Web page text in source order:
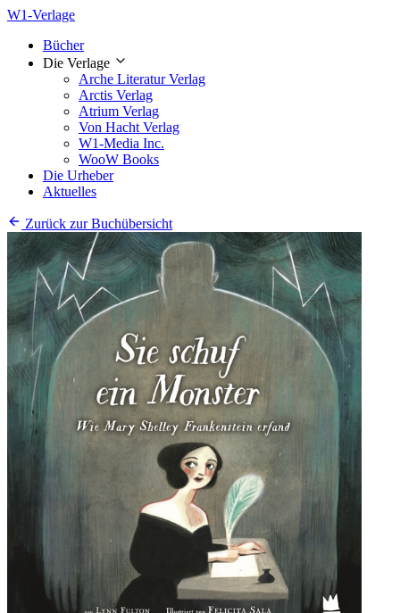
W1-Verlage
Bücher
Die Verlage
Arche Literatur Verlag
Arctis Verlag
Atrium Verlag
Von Hacht Verlag
W1-Media Inc.
WooW Books
Die Urheber
Aktuelles
Zurück zur Buchübersicht